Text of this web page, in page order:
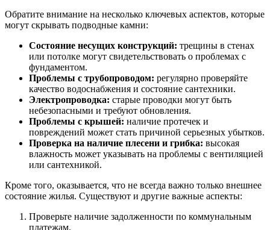
Обратите внимание на несколько ключевых аспектов, которые
могут скрывать подводные камни:
Состояние несущих конструкций: трещины в стенах
или потолке могут свидетельствовать о проблемах с
фундаментом.
Проблемы с трубопроводом: регулярно проверяйте
качество водоснабжения и состояние сантехники.
Электропроводка: старые проводки могут быть
небезопасными и требуют обновления.
Проблемы с крышей: наличие протечек и
повреждений может стать причиной серьезных убытков.
Проверка на наличие плесени и грибка: высокая
влажность может указывать на проблемы с вентиляцией
или сантехникой.
Кроме того, оказывается, что не всегда важно только внешнее
состояние жилья. Существуют и другие важные аспекты:
Проверьте наличие задолженности по коммунальным
платежам.